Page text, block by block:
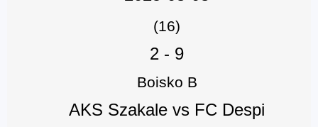
(16)
2 - 9
Boisko B
AKS Szakale vs FC Despi